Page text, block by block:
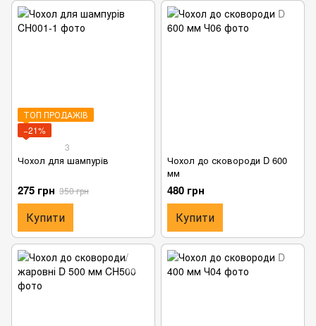
ТОП ПРОДАЖІВ
−21%
3
Чохол для шампурів
275 грн 350 грн
Купити
Чохол до сковороди D 600
мм
480 грн
Купити